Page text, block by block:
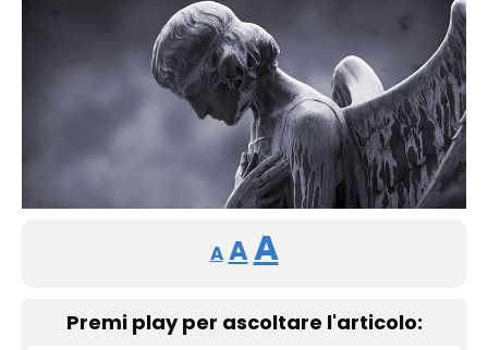
A
Reducir
tamaño
fuente.
A Restablecer
de
AAumentar
tamaño
Premi play per ascoltare l'articolo: